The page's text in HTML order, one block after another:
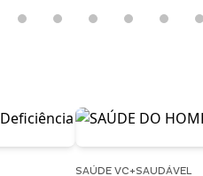
SAÚDE VC+SAUDÁVEL